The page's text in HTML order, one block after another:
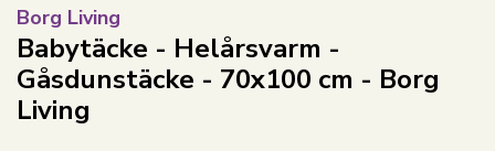
Borg Living
Babytäcke - Helårsvarm -
Gåsdunstäcke - 70x100 cm - Borg
Living